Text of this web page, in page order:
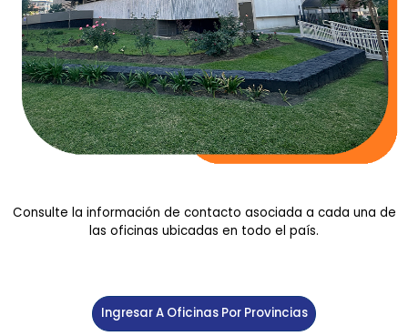
Consulte la información de contacto asociada a cada una de
las oficinas ubicadas en todo el país.
Ingresar A Oficinas Por Provincias